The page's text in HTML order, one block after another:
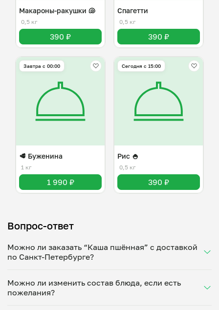
Макароны-ракушки 🐚
0,5 кг
390 ₽
Спагетти
0,5 кг
390 ₽
Завтра c 00:00
🥩 Буженина
1 кг
1 990 ₽
Сегодня с 15:00
Рис 🍚
0,5 кг
390 ₽
Вопрос-ответ
Можно ли заказать “Каша пшённая” с доставкой
по Санкт-Петербурге?
Укажите удобное время — и получите свежее
домашнее блюдо в большой порции прямо с плиты.
Можно ли изменить состав блюда, если есть
пожелания?